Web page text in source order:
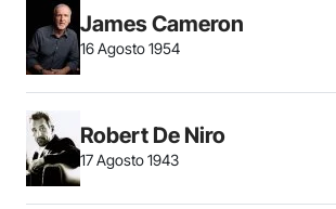
James Cameron
16 Agosto 1954
Robert De Niro
17 Agosto 1943